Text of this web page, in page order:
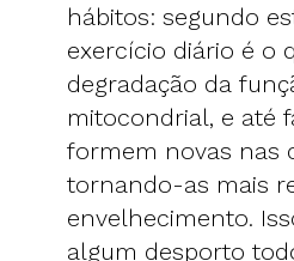
hábitos: segundo
exercício diário é o
degradação da
mitocondrial, e até
formem novas nas
tornando-as mais
envelhecimento.
algum desporto